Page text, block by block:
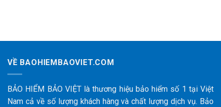
VỀ BAOHIEMBAOVIET.COM
BẢO HIỂM BẢO VIỆT là thương hiệu bảo hiểm số 1 tại Việt
Nam cả về số lượng khách hàng và chất lượng dịch vụ. Bảo